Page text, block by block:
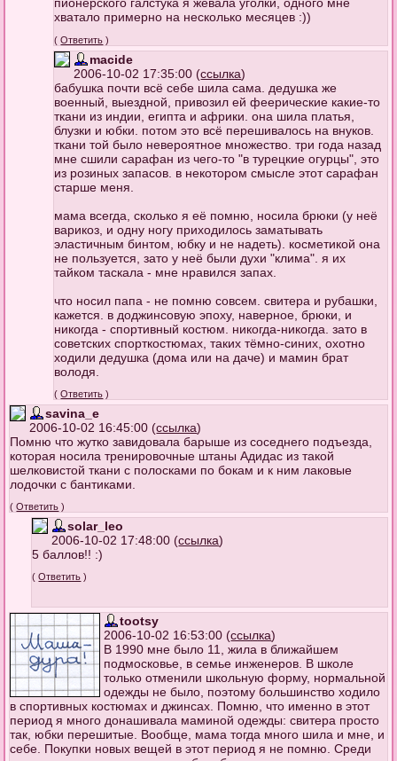
пионерского галстука я жевала уголки, одного мне
хватало примерно на несколько месяцев :))
(Ответить )
macide
2006-10-02 17:35:00 (ссылка)
бабушка почти всё себе шила сама. дедушка же
военный, выездной, привозил ей феерические какие-то
ткани из индии, египта и африки. она шила платья,
блузки и юбки. потом это всё перешивалось на внуков.
ткани той было невероятное множество. три года назад
мне сшили сарафан из чего-то "в турецкие огурцы", это
из розиных запасов. в некотором смысле этот сарафан
старше меня.
мама всегда, сколько я её помню, носила брюки (у неё
варикоз, и одну ногу приходилось заматывать
эластичным бинтом, юбку и не надеть). косметикой она
не пользуется, зато у неё были духи "клима". я их
тайком таскала - мне нравился запах.
что носил папа - не помню совсем. свитера и рубашки,
кажется. в доджинсовую эпоху, наверное, брюки, и
никогда - спортивный костюм. никогда-никогда. зато в
советских спорткостюмах, таких тёмно-синих, охотно
ходили дедушка (дома или на даче) и мамин брат
володя.
(Ответить )
savina_e
2006-10-02 16:45:00 (ссылка)
Помню что жутко завидовала барыше из соседнего подъезда,
которая носила тренировочные штаны Адидас из такой
шелковистой ткани с полосками по бокам и к ним лаковые
лодочки с бантиками.
(Ответить )
solar_leo
2006-10-02 17:48:00 (ссылка)
5 баллов!! :)
(Ответить )
tootsy
2006-10-02 16:53:00 (ссылка)
В 1990 мне было 11, жила в ближайшем
подмосковье, в семье инженеров. В школе
только отменили школьную форму, нормальной
одежды не было, поэтому большинство ходило
в спортивных костюмах и джинсах. Помню, что именно в этот
период я много донашивала маминой одежды: свитера просто
так, юбки перешитые. Вообще, мама тогда много шила и мне, и
себе. Покупки новых вещей в этот период я не помню. Среди